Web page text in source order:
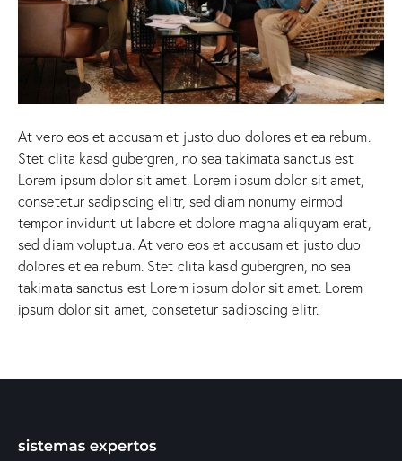
At vero eos et accusam et justo duo dolores et ea rebum.
Stet clita kasd gubergren, no sea takimata sanctus est
Lorem ipsum dolor sit amet. Lorem ipsum dolor sit amet,
consetetur sadipscing elitr, sed diam nonumy eirmod
tempor invidunt ut labore et dolore magna aliquyam erat,
sed diam voluptua. At vero eos et accusam et justo duo
dolores et ea rebum. Stet clita kasd gubergren, no sea
takimata sanctus est Lorem ipsum dolor sit amet. Lorem
ipsum dolor sit amet, consetetur sadipscing elitr.